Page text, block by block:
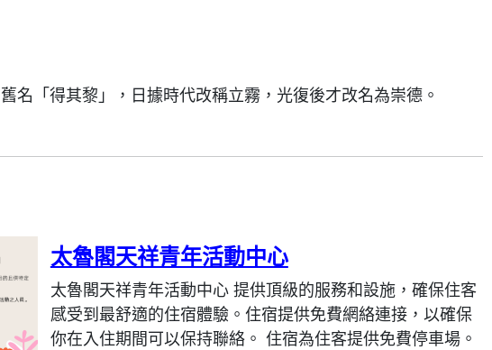
名「得其黎」，日據時代改稱立霧，光復後才改名為崇德。
太魯閣天祥青年活動中心
太魯閣天祥青年活動中心 提供頂級的服務和設施，確保住客
感受到最舒適的住宿體驗。住宿提供免費網絡連接，以確保
你在入住期間可以保持聯絡。 住宿為住客提供免費停車場。